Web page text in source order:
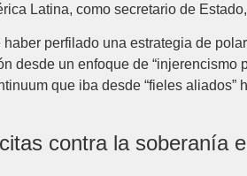
Latina, como secretario de
haber perfilado una estrategia de
desde un enfoque de
que iba desde “fieles aliados”
contra la soberanía